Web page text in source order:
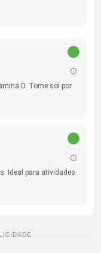
D. Tome sol por
Ideal para atividades